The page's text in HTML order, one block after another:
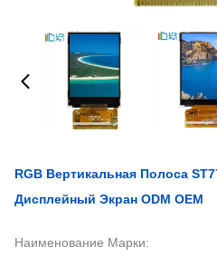
RGB Вертикальная Полоса
Дисплейный Экран ODM OEM
Наименование Марки: